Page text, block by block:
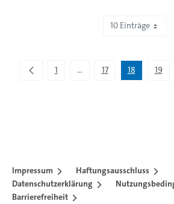
10 Einträge
1 ...
Zwischenseiten
17 18 19
Impressum
Haftungsausschluss
Datenschutzerklärung
Barrierefreiheit